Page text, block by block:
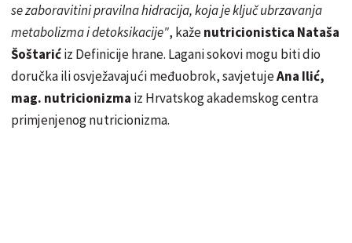
se zaboravitini pravilna hidracija, koja je ključ ubrzavanja
metabolizma i detoksikacije", kaženutricionistica Nataša
Šoštarićiz Definicije hrane. Lagani sokovi mogu biti dio
doručka ili osvježavajući međuobrok, savjetujeAna Ilić,
mag. nutricionizma iz Hrvatskog akademskog centra
primjenjenog nutricionizma.